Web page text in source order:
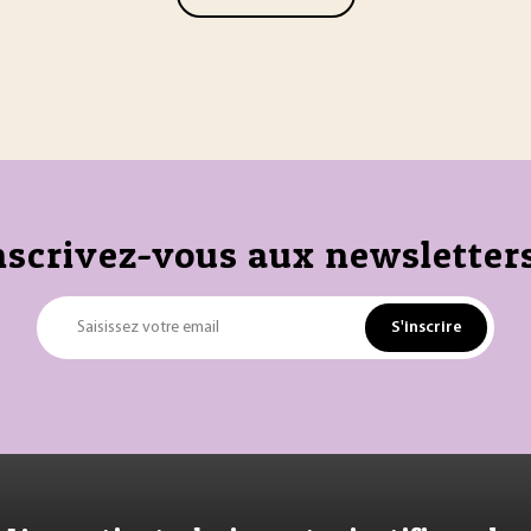
vous aux
Saisissez votre email S'inscrire